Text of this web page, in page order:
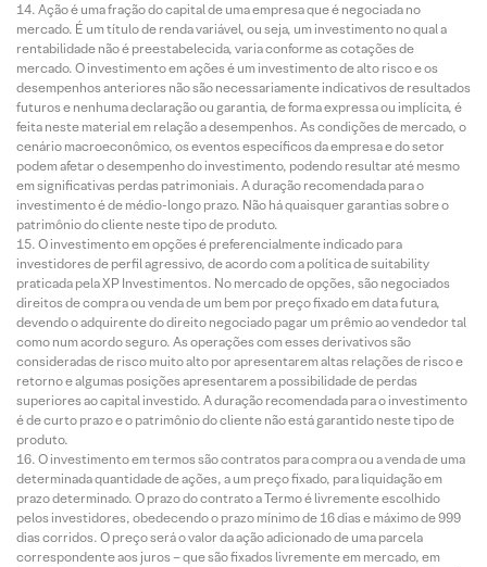
Ação é uma fração do capital de uma empresa que é negociada no
mercado. É um título de renda variável, ou seja, um investimento no qual a
rentabilidade não é preestabelecida, varia conforme as cotações de
mercado. O investimento em ações é um investimento de alto risco e os
desempenhos anteriores não são necessariamente indicativos de resultados
futuros e nenhuma declaração ou garantia, de forma expressa ou implícita, é
feita neste material em relação a desempenhos. As condições de mercado, o
cenário macroeconômico, os eventos específicos da empresa e do setor
podem afetar o desempenho do investimento, podendo resultar até mesmo
em significativas perdas patrimoniais. A duração recomendada para o
investimento é de médio-longo prazo. Não há quaisquer garantias sobre o
patrimônio do cliente neste tipo de produto.
O investimento em opções é preferencialmente indicado para
investidores de perfil agressivo, de acordo com a política de suitability
praticada pela XP Investimentos. No mercado de opções, são negociados
direitos de compra ou venda de um bem por preço fixado em data futura,
devendo o adquirente do direito negociado pagar um prêmio ao vendedor tal
como num acordo seguro. As operações com esses derivativos são
consideradas de risco muito alto por apresentarem altas relações de risco e
retorno e algumas posições apresentarem a possibilidade de perdas
superiores ao capital investido. A duração recomendada para o investimento
é de curto prazo e o patrimônio do cliente não está garantido neste tipo de
produto.
O investimento em termos são contratos para compra ou a venda de uma
determinada quantidade de ações, a um preço fixado, para liquidação em
prazo determinado. O prazo do contrato a Termo é livremente escolhido
pelos investidores, obedecendo o prazo mínimo de 16 dias e máximo de 999
dias corridos. O preço será o valor da ação adicionado de uma parcela
correspondente aos juros – que são fixados livremente em mercado, em